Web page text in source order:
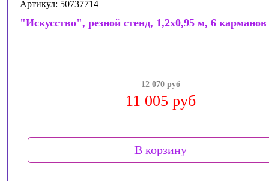
Артикул: 50737714
"Искусство", резной стенд, 1,2x0,95 м, 6
12 070 руб
11 005 руб
В корзину